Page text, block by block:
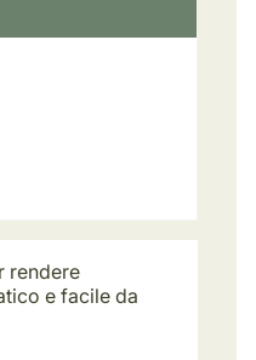
rendere
e facile da